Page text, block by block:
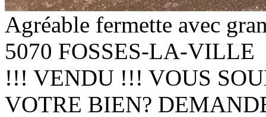
Agréable fermette avec
5070 FOSSES-LA-VILLE
!!! VENDU !!! VOUS
VOTRE BIEN?